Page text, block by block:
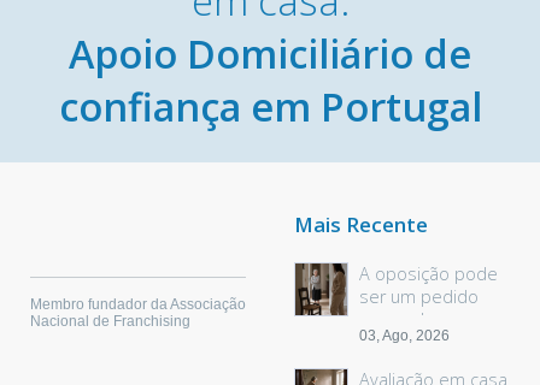
Apoio Domiciliário de
confiança em Portugal
Membro fundador da Associação
Nacional de Franchising
Mais Recente
A oposição pode
ser um pedido
sem palavras
03, Ago, 2026
Avaliação em casa